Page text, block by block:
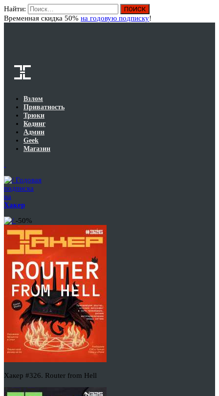
Найти:
Временная скидка 50% на годовую подписку!
Взлом
Приватность
Трюки
Кодинг
Админ
Geek
Магазин
Годовая
подписка
на
Хакер
-50%
Хакер #326. Router from Hell